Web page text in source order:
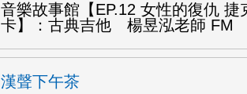
音樂故事館【EP.12 女性的復仇 捷
卡】：古典吉他 楊昱泓老師 FM
漢聲下午茶